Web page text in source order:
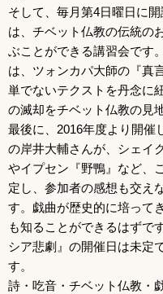
そして、毎月第4日曜日に
は、チベット仏教の伝統の
ぶことができる講習会です
は、ツォンカパ大師の『真
単でないテクストを丹念に
の滅却をチベット仏教の見
最後に、2016年度より開催
の岸井大輔さんが、シェイ
やイプセン『野鴨』など、
定し、参加者の感想も交え
す。戯曲が歴史的に培って
も知ることができるはずで
シア悲劇』の開催日は未定
す。
詩・吃音・チベット仏教・